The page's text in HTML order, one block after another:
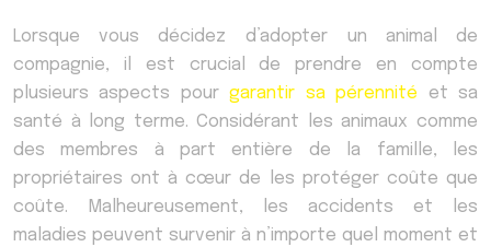
Lorsque vous décidez d’adopter un animal de
compagnie, il est crucial de prendre en compte
plusieurs aspects pourgarantir sa pérennité et sa
santé à long terme. Considérant les animaux comme
des membres à part entière de la famille, les
propriétaires ont à cœur de les protéger coûte que
coûte. Malheureusement, les accidents et les
maladies peuvent survenir à n’importe quel moment et